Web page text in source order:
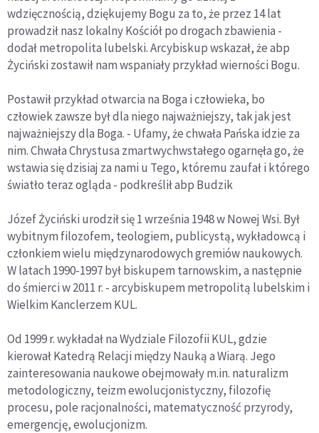
wdzięcznością, dziękujemy Bogu za to, że przez 14 lat
prowadził nasz lokalny Kościół po drogach zbawienia -
dodał metropolita lubelski. Arcybiskup wskazał, że abp
Życiński zostawił nam wspaniały przykład wierności Bogu.
Postawił przykład otwarcia na Boga i człowieka, bo
człowiek zawsze był dla niego najważniejszy, tak jak jest
najważniejszy dla Boga. - Ufamy, że chwała Pańska idzie za
nim. Chwała Chrystusa zmartwychwstałego ogarnęła go, że
wstawia się dzisiaj za nami u Tego, któremu zaufał i którego
światło teraz ogląda - podkreślił abp Budzik
Józef Życiński urodził się 1 września 1948 w Nowej Wsi. Był
wybitnym filozofem, teologiem, publicystą, wykładowcą i
członkiem wielu międzynarodowych gremiów naukowych.
W latach 1990-1997 był biskupem tarnowskim, a następnie
do śmierci w 2011 r. - arcybiskupem metropolitą lubelskim i
Wielkim Kanclerzem KUL.
Od 1999 r. wykładał na Wydziale Filozofii KUL, gdzie
kierował Katedrą Relacji między Nauką a Wiarą. Jego
zainteresowania naukowe obejmowały m.in. naturalizm
metodologiczny, teizm ewolucjonistyczny, filozofię
procesu, pole racjonalności, matematyczność przyrody,
emergencję, ewolucjonizm.